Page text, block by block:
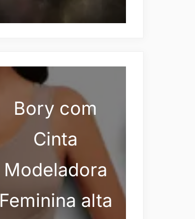
Bory com
Cinta
Modeladora
Feminina alta